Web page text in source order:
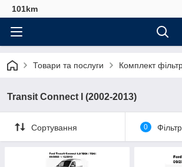
101km
Товари та послуги Комплект
Transit Connect I (2002-2013)
Сортування 0